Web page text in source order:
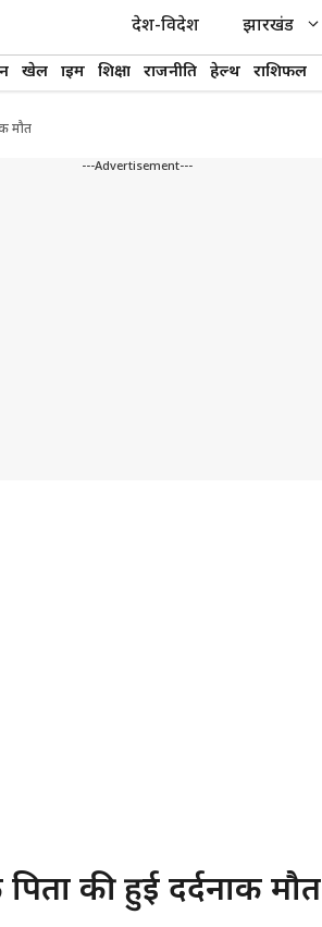
देश-विदेश झारखंड
खेल क्राइम शिक्षा राजनीति हेल्थ राशिफल
मौत
---Advertisement---
की हुई दर्दनाक मौत